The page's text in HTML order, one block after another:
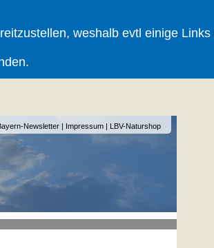
weshalb evtl einige
Newsletter | Impressum | LBV-Naturshop